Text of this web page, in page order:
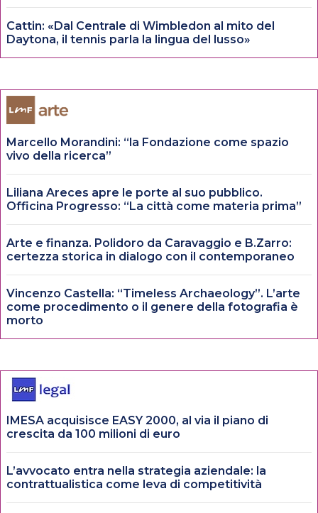
Cattin: «Dal Centrale di Wimbledon al mito del
Daytona, il tennis parla la lingua del lusso»
Marcello Morandini: “la Fondazione come spazio
vivo della ricerca”
Liliana Areces apre le porte al suo pubblico.
Officina Progresso: “La città come materia prima”
Arte e finanza. Polidoro da Caravaggio e B.Zarro:
certezza storica in dialogo con il contemporaneo
Vincenzo Castella: “Timeless Archaeology”. L’arte
come procedimento o il genere della fotografia è
morto
IMESA acquisisce EASY 2000, al via il piano di
crescita da 100 milioni di euro
L’avvocato entra nella strategia aziendale: la
contrattualistica come leva di competitività